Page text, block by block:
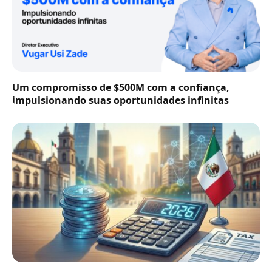
Um compromisso de $500M com a confiança,
impulsionando suas oportunidades infinitas